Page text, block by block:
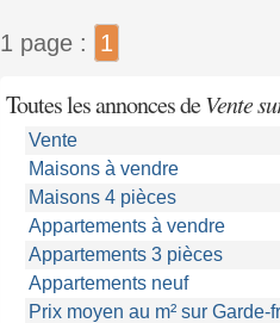
1 page : 1
Toutes les annonces deVente
Vente
Maisons à vendre
Maisons 4 pièces
Appartements à vendre
Appartements 3 pièces
Appartements neuf
Prix moyen au m² sur Garde-